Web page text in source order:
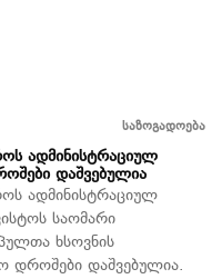
საზოგადოება
ადმინისტრაციულ
დაშვებულია
ადმინისტრაციულ
საომარი
ხსოვნის
დროშები დაშვებულია.